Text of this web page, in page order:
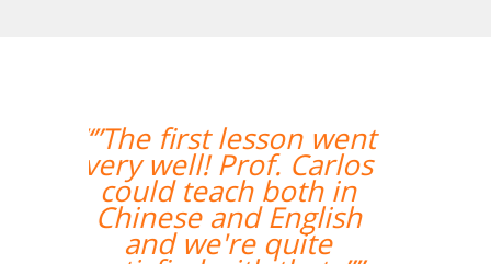
“” Destaco o trabalho
do Professor Enrico,
que sempre foi
extremamente
pontual.””